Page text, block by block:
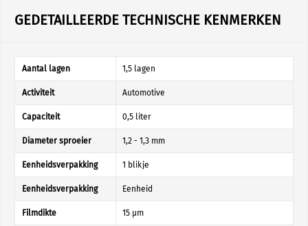
GEDETAILLEERDE TECHNISCHE KENMERKEN
Aantal lagen 1,5 lagen
Activiteit Automotive
Capaciteit 0,5 liter
Diameter sproeier 1,2 - 1,3 mm
Eenheidsverpakking 1 blikje
Eenheidsverpakking Eenheid
Filmdikte 15 µm